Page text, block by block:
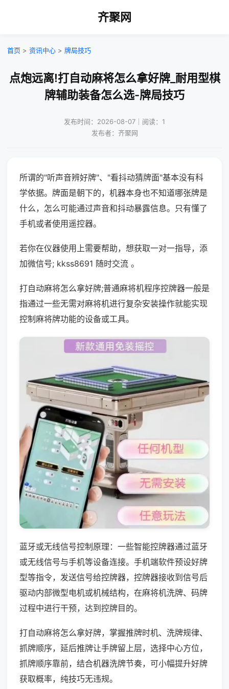
齐聚网
首页 > 资讯中心 > 牌局技巧
点炮远离!打自动麻将怎么拿好牌_耐用型棋
牌辅助装备怎么选-牌局技巧
发布时间：2026-08-07｜阅读：1
发布者：齐聚网
所谓的"听声音辨好牌"、"看抖动猜牌面"基本没有科
学依据。牌面是朝下的，机器本身也不知道哪张牌是
什么，怎么可能通过声音和抖动暴露信息。只有懂了
手机或者使用遥控器。
若你在仪器使用上需要帮助，想获取一对一指导，添
加微信号; kkss8691 随时交流 。
打自动麻将怎么拿好牌;普通麻将机程序控牌器一般是
指通过一些无需对麻将机进行复杂安装操作就能实现
控制麻将牌功能的设备或工具。
蓝牙或无线信号控制原理：一些智能控牌器通过蓝牙
或无线信号与手机等设备连接。手机端软件预设好牌
型等指令，发送信号给控牌器，控牌器接收到信号后
驱动内部微型电机或机械结构，在麻将机洗牌、码牌
过程中进行干预，达到控牌目的。
打自动麻将怎么拿好牌，掌握推牌时机、洗牌规律、
抓牌顺序，延后推牌让手牌留上层，选择中心方位，
抓牌顺序靠前，结合机器洗牌节奏，可小幅提升好牌
获取概率，纯技巧无违规。